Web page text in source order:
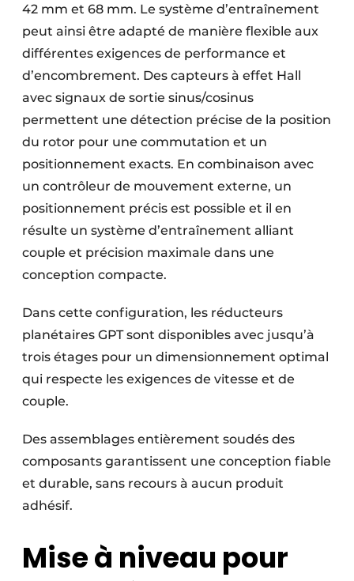
42 mm et 68 mm. Le système d’entraînement
peut ainsi être adapté de manière flexible aux
différentes exigences de performance et
d’encombrement. Des capteurs à effet Hall
avec signaux de sortie sinus/cosinus
permettent une détection précise de la position
du rotor pour une commutation et un
positionnement exacts. En combinaison avec
un contrôleur de mouvement externe, un
positionnement précis est possible et il en
résulte un système d’entraînement alliant
couple et précision maximale dans une
conception compacte.
Dans cette configuration, les réducteurs
planétaires GPT sont disponibles avec jusqu’à
trois étages pour un dimensionnement optimal
qui respecte les exigences de vitesse et de
couple.
Des assemblages entièrement soudés des
composants garantissent une conception fiable
et durable, sans recours à aucun produit
adhésif.
Mise à niveau pour